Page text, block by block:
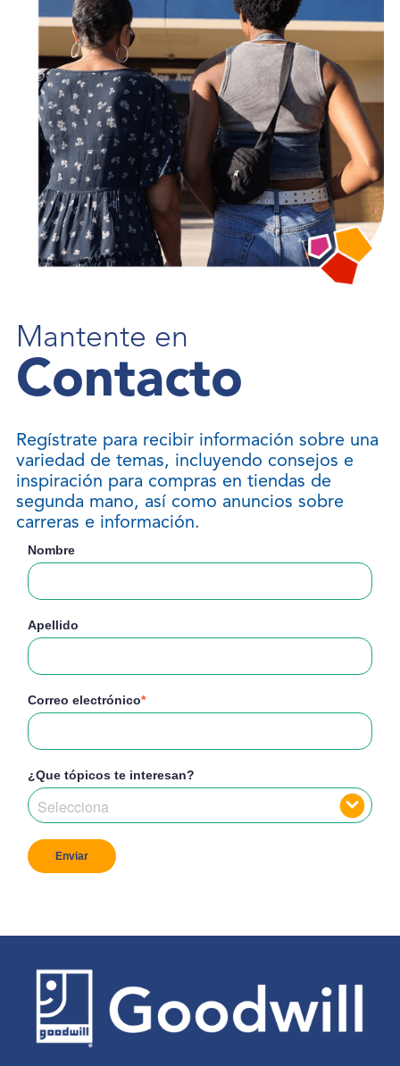
Mantente en
Contacto
Regístrate para recibir información sobre una
variedad de temas, incluyendo consejos e
inspiración para compras en tiendas de
segunda mano, así como anuncios sobre
carreras e información.